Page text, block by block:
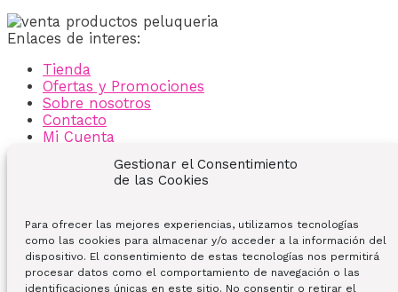
Gestionar el Consentimiento
de las Cookies
Para ofrecer las mejores experiencias, utilizamos tecnologías
como las cookies para almacenar y/o acceder a la información del
dispositivo. El consentimiento de estas tecnologías nos permitirá
procesar datos como el comportamiento de navegación o las
identificaciones únicas en este sitio. No consentir o retirar el
Enlaces de interes:
Tienda
Ofertas y Promociones
Sobre nosotros
Contacto
Mi Cuenta
Condiciones Generales
Política de Cookies
Aviso Legal
Instagram Facebook-f Tiktok
Copyright © 2026 AURA | Productos de Peluquería y